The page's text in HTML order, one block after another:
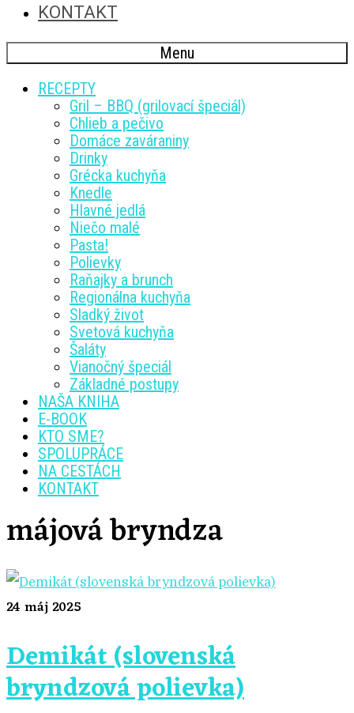
KONTAKT
Menu
RECEPTY
Gril – BBQ (grilovací špeciál)
Chlieb a pečivo
Domáce zaváraniny
Drinky
Grécka kuchyňa
Knedle
Hlavné jedlá
Niečo malé
Pasta!
Polievky
Raňajky a brunch
Regionálna kuchyňa
Sladký život
Svetová kuchyňa
Šaláty
Vianočný špeciál
Základné postupy
NAŠA KNIHA
E-BOOK
KTO SME?
SPOLUPRÁCE
NA CESTÁCH
KONTAKT
májová bryndza
24 máj 2025
Demikát (slovenská
bryndzová polievka)